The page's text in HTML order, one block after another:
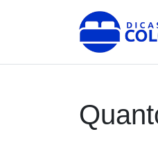
Dicas de
Site para Dicas